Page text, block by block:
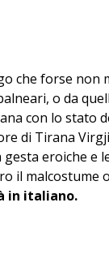
che forse
o da
con lo stato
di Tirana
eroiche e
il malcostume
in italiano.
della